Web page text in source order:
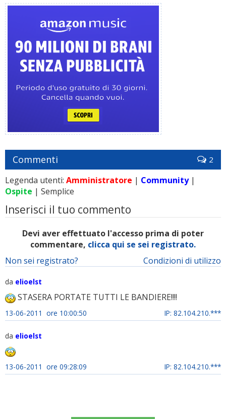
Commenti 2
Legenda utenti: Amministratore | Community|
Ospite | Semplice
Inserisci il tuo commento
Devi aver effettuato l'accesso prima di poter
commentare, clicca qui se sei registrato.
Condizioni di utilizzo
Non sei registrato?
da elioelst
STASERA PORTATE TUTTI LE BANDIERE!!!!
13-06-2011 ore 10:00:50 IP: 82.104.210.***
da elioelst
13-06-2011 ore 09:28:09 IP: 82.104.210.***